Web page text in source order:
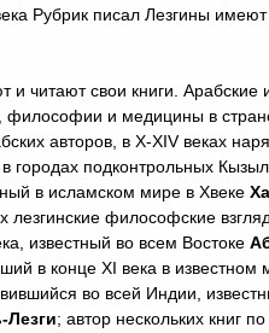
Рубрик писал Лезгины
читают свои книги. Арабские
философии и медицины в
авторов, в X-XIV веках
городах подконтрольных
в исламском мире в Xвеке
лезгинские философские
известный во всем Востоке
в конце XI века в
во всей Индии,
; автор нескольких книг